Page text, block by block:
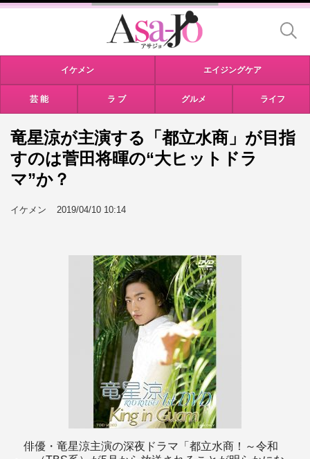
イケメン エイジングケア
芸 能 ラ ブ グルメ ライフ
竜星涼が主演する「都立水商」が目指
すのは菅田将暉の“大ヒットドラ
マ”か？
イケメン 2019/04/10 10:14
俳優・竜星涼主演の深夜ドラマ「都立水商！～令和